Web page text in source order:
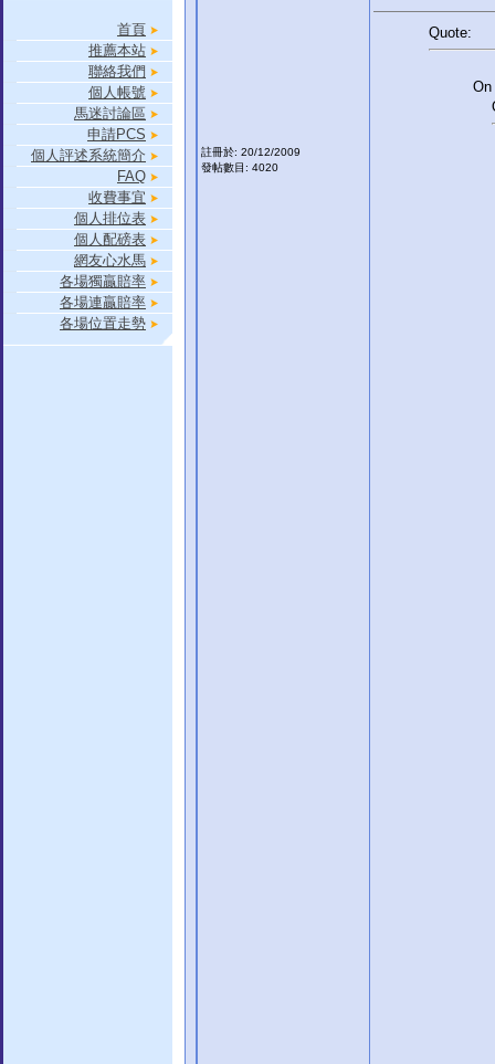
首頁
推薦本站
聯絡我們
個人帳號
馬迷討論區
申請PCS
個人評述系統簡介
FAQ
收費事宜
個人排位表
個人配磅表
網友心水馬
各場獨贏賠率
各場連贏賠率
各場位置走勢
註冊於: 20/12/2009
發帖數目: 4020
Quote:
On